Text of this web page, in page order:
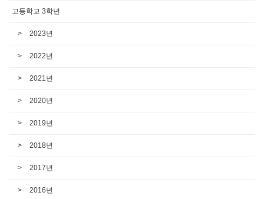
고등학교 3학년
2023년
2022년
2021년
2020년
2019년
2018년
2017년
2016년